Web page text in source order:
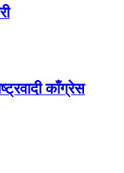
काँग्रेस